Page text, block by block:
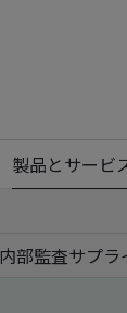
製品とサービ
内部監査サプラ